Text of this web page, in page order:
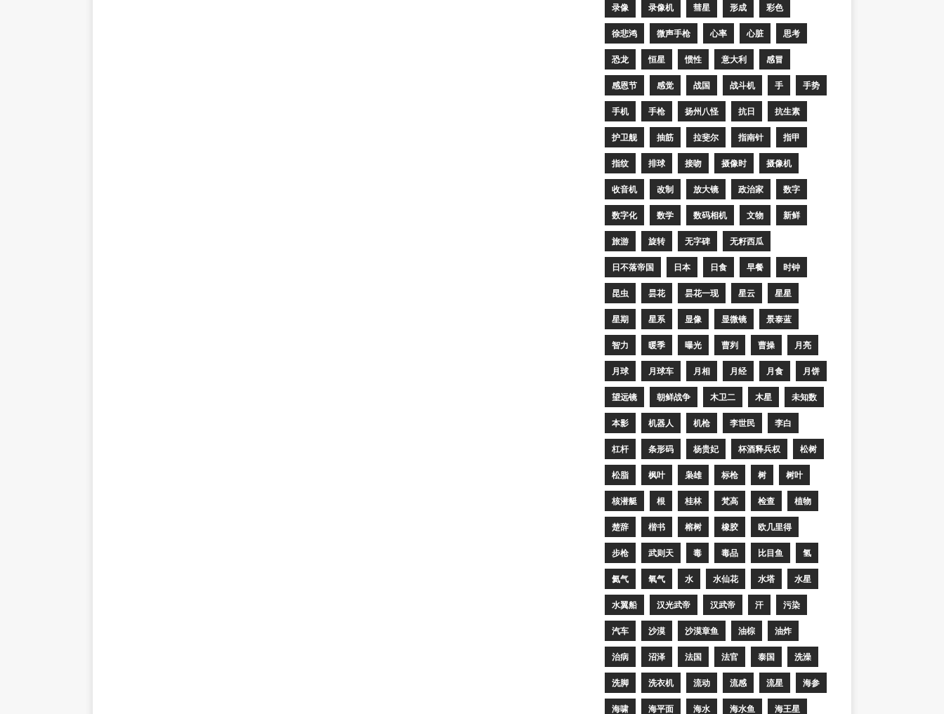
录像 录像机 彗星 形成 彩色
徐悲鸿 微声手枪 心率 心脏 思考
恐龙 恒星 惯性 意大利 感冒
感恩节 感觉 战国 战斗机 手 手势
手机 手枪 扬州八怪 抗日 抗生素
护卫舰 抽筋 拉斐尔 指南针 指甲
指纹 排球 接吻 摄像时 摄像机
收音机 改制 放大镜 政治家 数字
数字化 数学 数码相机 文物 新鲜
旅游 旋转 无字碑 无籽西瓜
日不落帝国 日本 日食 早餐 时钟
昆虫 昙花 昙花一现 星云 星星
星期 星系 显像 显微镜 景泰蓝
智力 暖季 曝光 曹刿 曹操 月亮
月球 月球车 月相 月经 月食 月饼
望远镜 朝鲜战争 木卫二 木星 未知数
本影 机器人 机枪 李世民 李白
杠杆 条形码 杨贵妃 杯酒释兵权 松树
松脂 枫叶 枭雄 标枪 树 树叶
核潜艇 根 桂林 梵高 检查 植物
楚辞 楷书 榕树 橡胶 欧几里得
步枪 武则天 毒 毒品 比目鱼 氢
氦气 氧气 水 水仙花 水塔 水星
水翼船 汉光武帝 汉武帝 汗 污染
汽车 沙漠 沙漠章鱼 油棕 油炸
治病 沼泽 法国 法官 泰国 洗澡
洗脚 洗衣机 流动 流感 流星 海参
海啸 海平面 海水 海水鱼 海王星